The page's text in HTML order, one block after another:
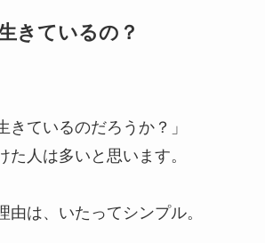
きているの？
きているのだろうか？」
た人は多いと思います。
由は、いたってシンプル。